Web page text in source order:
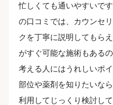
忙しくても通いやすいで
の口コミでは、カウンセ
クを丁寧に説明してもら
がすぐ可能な施術もある
考える人にはうれしいポ
部位や薬剤を知りたいな
利用してじっくり検討し